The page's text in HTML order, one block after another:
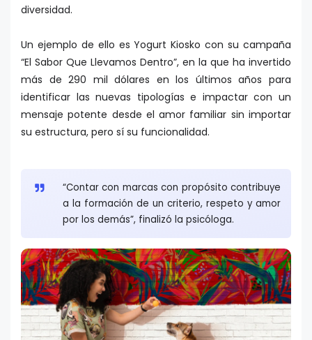
diversidad.
Un ejemplo de ello es Yogurt Kiosko con su campaña
“El Sabor Que Llevamos Dentro”, en la que ha invertido
más de 290 mil dólares en los últimos años para
identificar las nuevas tipologías e impactar con un
mensaje potente desde el amor familiar sin importar
su estructura, pero sí su funcionalidad.
“Contar con marcas con propósito contribuye
a la formación de un criterio, respeto y amor
por los demás”, finalizó la psicóloga.